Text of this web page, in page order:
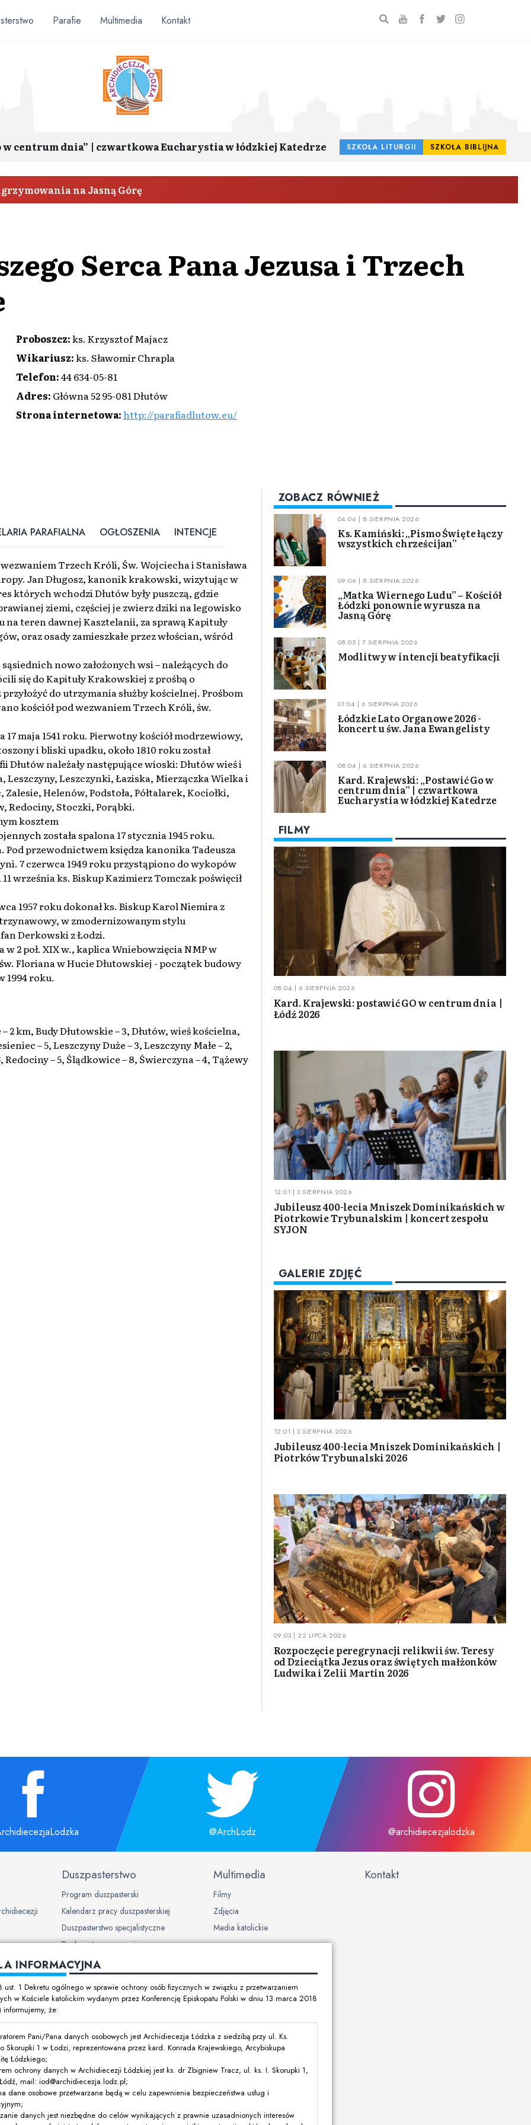
Parafie Multimedia Kontakt
centrum dnia” | czwartkowa Eucharystia w łódzkiej Katedrze SZKOŁA LITURGII SZKOŁA BIBLIJNA
na Jasną Górę
Serca Pana Jezusa i Trzech
Proboszcz:ks. Krzysztof Majacz
Wikariusz:ks. Sławomir Chrapla
Telefon:44 634-05-81
Adres: Główna 52 95-081 Dłutów
Strona internetowa:http://parafiadlutow.eu/
PARAFIALNA OGŁOSZENIA INTENCJE
Trzech Króli, Św. Wojciecha i Stanisława
Jan Długosz, kanonik krakowski, wizytując w
których wchodzi Dłutów były puszczą, gdzie
ziemi, częściej je zwierz dziki na legowisko
na teren dawnej Kasztelanii, za sprawą Kapituły
oraz osady zamieszkałe przez włościan, wśród
nowo założonych wsi – należących do
się do Kapituły Krakowskiej z prośbą o
do utrzymania służby kościelnej. Prośbom
kościół pod wezwaniem Trzech Króli, św.
maja 1541 roku. Pierwotny kościół modrzewiowy,
i bliski upadku, około 1810 roku został
Dłutów należały następujące wioski: Dłutów wieś i
Leszczynki, Łaziska, Mierzączka Wielka i
Helenów, Podstoła, Półtalarek, Kociołki,
Redociny, Stoczki, Porąbki.
kosztem
została spalona 17 stycznia 1945 roku.
Pod przewodnictwem księdza kanonika Tadeusza
7 czerwca 1949 roku przystąpiono do wykopów
września ks. Biskup Kazimierz Tomczak poświęcił
1957 roku dokonał ks. Biskup Karol Niemira z
trzynawowy, w zmodernizowanym stylu
Derkowski z Łodzi.
2 poł. XIX w., kaplica Wniebowzięcia NMP w
Floriana w Hucie Dłutowskiej - początek budowy
1994 roku.
2 km, Budy Dłutowskie – 3, Dłutów, wieś kościelna,
– 5, Leszczyny Duże – 3, Leszczyny Małe – 2,
Redociny – 5, Ślądkowice – 8, Świerczyna – 4, Tążewy
ZOBACZ RÓWNIEŻ
04:06 | 8 SIERPNIA 2026
Ks. Kamiński: „Pismo Święte łączy
wszystkich chrześcijan”
09:06 | 8 SIERPNIA 2026
„Matka Wiernego Ludu” – Kościół
Łódzki ponownie wyrusza na
Jasną Górę
08:05 | 7 SIERPNIA 2026
Modlitwy w intencji beatyfikacji
01:04 | 6 SIERPNIA 2026
Łódzkie Lato Organowe 2026 -
koncert u św. Jana Ewangelisty
08:04 | 6 SIERPNIA 2026
Kard. Krajewski: „Postawić Go w
centrum dnia” | czwartkowa
Eucharystia w łódzkiej Katedrze
FILMY
08:04 | 6 SIERPNIA 2026
Kard. Krajewski: postawić GO w centrum dnia |
Łódź 2026
12:01 | 3 SIERPNIA 2026
Jubileusz 400-lecia Mniszek Dominikańskich w
Piotrkowie Trybunalskim | koncert zespołu
SYJON
GALERIE ZDJĘĆ
12:01 | 3 SIERPNIA 2026
Jubileusz 400-lecia Mniszek Dominikańskich |
Piotrków Trybunalski 2026
09:03 | 22 LIPCA 2026
Rozpoczęcie peregrynacji relikwii św. Teresy
od Dzieciątka Jezus oraz świętych małżonków
Ludwika i Zelii Martin 2026
@ArchLodz @archidiecezjalodzka
w
dzieci i
oświatowe
Duszpasterstwo
Program duszpasterski
Kalendarz pracy duszpasterskiej
Duszpasterstwo specjalistyczne
Ruchy i stowarzyszenia
Multimedia
Filmy
Zdjęcia
Media katolickie
Kontakt
INFORMACYJNA
1 Dekretu ogólnego w sprawie ochrony osób fizycznych w związku z przetwarzaniem
w Kościele katolickim wydanym przez Konferencję Episkopatu Polski w dniu 13 marca 2018
informujemy, że:
Pani/Pana danych osobowych jest Archidiecezja Łódzka z siedzibą przy ul. Ks.
Skorupki 1 w Łodzi, reprezentowana przez kard. Konrada Krajewskiego, Arcybiskupa
Łódzkiego;
ochrony danych w Archidiecezji Łódzkiej jest ks. dr Zbigniew Tracz, ul. ks. I. Skorupki 1,
mail: iod@archidiecezja.lodz.pl;
dane osobowe przetwarzane będą w celu zapewnienia bezpieczeństwa usług i
danych jest niezbędne do celów wynikających z prawnie uzasadnionych interesów